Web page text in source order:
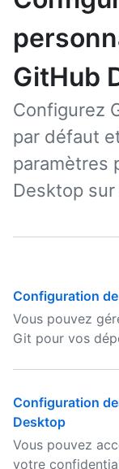
GitHub
Configurez
par défaut
paramètres
Desktop
Configuration
Vous pouvez
Git pour vos
Configuration
Desktop
Vous pouvez
votre